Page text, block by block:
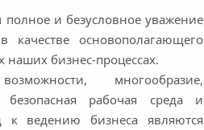
и безусловное уважение
качестве основополагающего
наших бизнес-процессах.
многообразие,
безопасная рабочая среда и
к ведению бизнеса являются